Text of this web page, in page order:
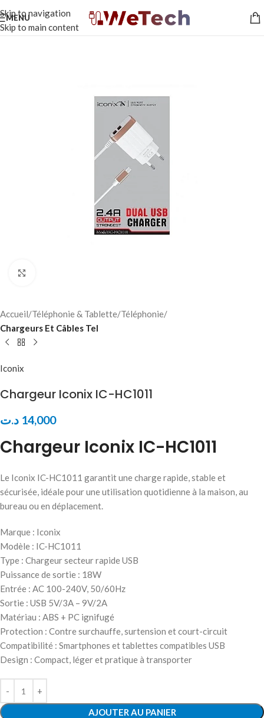
Skip to navigation
Skip to main content
MENU
Accueil Téléphonie & Tablette Téléphonie
Chargeurs Et Câbles Tel
Iconix
Chargeur Iconix IC-HC1011
14,000 د.ت
Chargeur Iconix IC-HC1011
Le Iconix IC-HC1011 garantit une charge rapide, stable et
sécurisée, idéale pour une utilisation quotidienne à la maison, au
bureau ou en déplacement.
Marque : Iconix
Modèle : IC-HC1011
Type : Chargeur secteur rapide USB
Puissance de sortie : 18W
Entrée : AC 100-240V, 50/60Hz
Sortie : USB 5V/3A – 9V/2A
Matériau : ABS + PC ignifugé
Protection : Contre surchauffe, surtension et court-circuit
Compatibilité : Smartphones et tablettes compatibles USB
Design : Compact, léger et pratique à transporter
AJOUTER AU PANIER